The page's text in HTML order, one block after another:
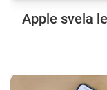
Apple svela